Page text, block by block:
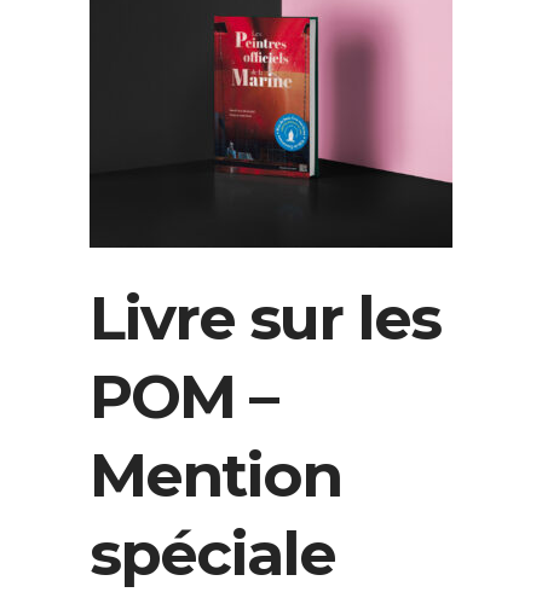
Livre sur les
POM –
Mention
spéciale